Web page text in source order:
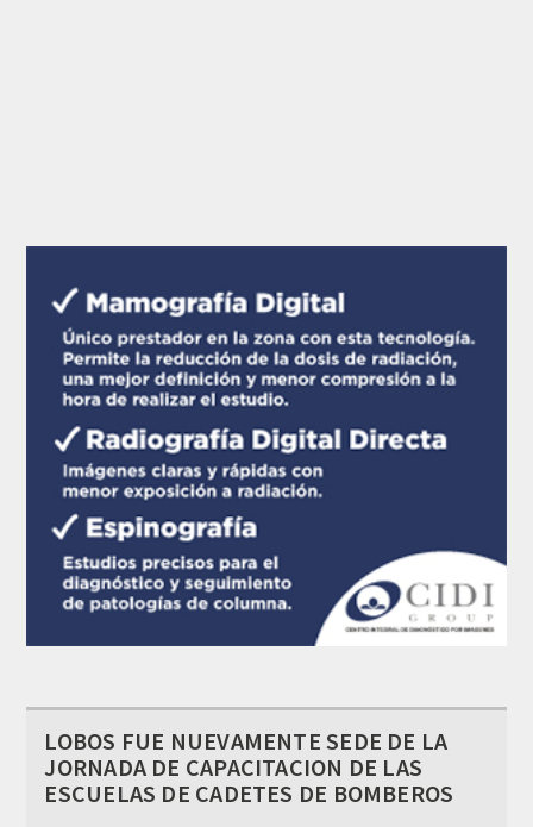
LOBOS FUE NUEVAMENTE SEDE DE LA
JORNADA DE CAPACITACION DE LAS
ESCUELAS DE CADETES DE BOMBEROS